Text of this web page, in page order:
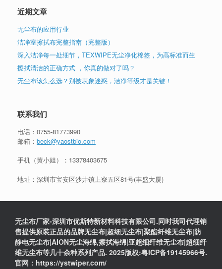
近期文章
无尘布的应用行业
洁净室擦拭布完整指南（完整版）
深入洁净每一处细节，TEXWIPE无尘净化棉签，为高标准而生
擦拭清洁的正确方式 ，你真的做对了吗？
无尘布该怎么选？别被表象迷惑，洁净等级才是关键！
联系我们
电话： 0755-81773990
邮箱： beck@yaostbio.com
手机（黄小姐）： 13378403675
地址：深圳市宝安区沙井镇上寮五区81号(丰盛大厦)
无尘布厂家-深圳市优斯特新材料科技有限公司.同时我司代理销
售提供原装正品的品牌无尘布|超细无尘布|聚酯纤维无尘布|防
静电无尘布|AION无尘海绵,擦拭海绵|亚超细纤维无尘布|超细纤
维无尘布等几十余种系列产品. 2025版权:粤ICP备19145966号.
官网：https://ystwiper.com/